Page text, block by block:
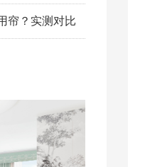
帘？实测对比